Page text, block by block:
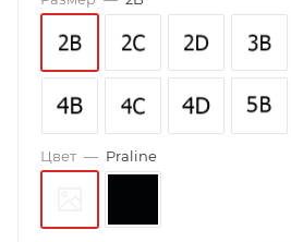
Цвет — Praline